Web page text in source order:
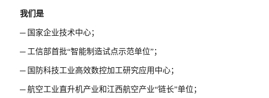
我们是
─ 国家企业技术中心；
─ 工信部首批“智能制造试点示范单位”；
─ 国防科技工业高效数控加工研究应用中心；
─ 航空工业直升机产业和江西航空产业“链长”单位；